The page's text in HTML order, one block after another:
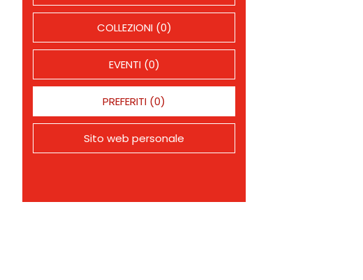
COLLEZIONI (0)
EVENTI (0)
PREFERITI (0)
Sito web personale